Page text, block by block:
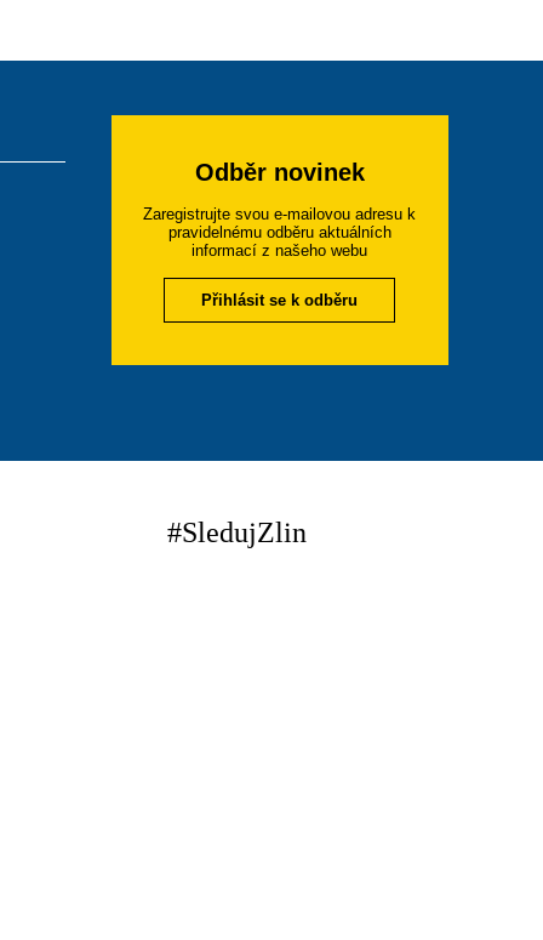
Odběr novinek
Zaregistrujte svou e-mailovou adresu k
pravidelnému odběru aktuálních
informací z našeho webu
Přihlásit se k odběru
#SledujZlin